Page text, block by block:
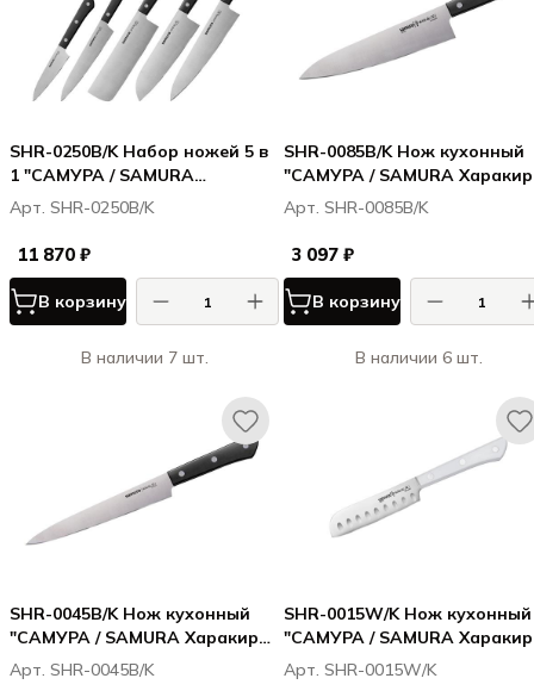
SHR-0250B/K Набор ножей 5 в
1 "САМУРА / SAMURA
Харакири / Harakiri"
11,23,43,85,95, корроз.-стойкая
сталь, ABS пластик
Арт. SHR-0250B/K
11 870 ₽
В корзину
В наличии 7 шт.
SHR-0085B/K Нож кухонный
"САМУРА / SAMURA
Harakiri" Шеф 208 мм,
стойкая сталь, ABS пластик
Арт. SHR-0085B/K
3 097 ₽
В корзину
В наличии 6 шт.
SHR-0045B/K Нож кухонный
"САМУРА / SAMURA Харакири /
Harakiri" для нарезки 196 мм,
корроз.-стойкая сталь, ABS
Арт. SHR-0045B/K
SHR-0015W/K Нож кухонный
"САМУРА / SAMURA
Harakiri" для масла 96 мм,
корроз.-стойкая сталь, ABS
Арт. SHR-0015W/K